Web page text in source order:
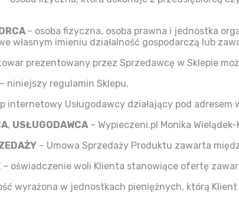
– osoba fizyczna, osoba prawna i jednostka
własnym imieniu działalność gospodarczą lub
prezentowany przez Sprzedawcę w Sklepie
– niniejszy regulamin Sklepu.
internetowy Usługodawcy działający pod adresem
, USŁUGODAWCA– Wypieczeni.pl Monika
– Umowa Sprzedaży Produktu zawarta
– oświadczenie woli Klienta stanowiące ofertę
wyrażona w jednostkach pieniężnych, którą